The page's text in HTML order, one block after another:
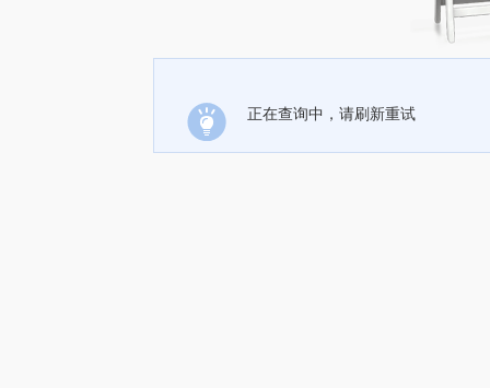
正在查询中，请刷新重试